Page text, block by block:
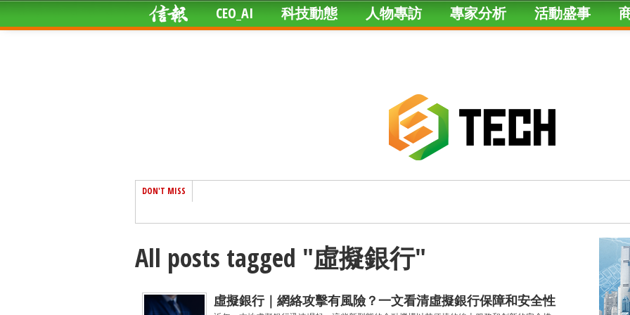
CEO_AI 科技動態 人物專訪 專家分析 活動盛事
DON'T MISS
All posts tagged "虛擬銀行"
虛擬銀行｜網絡攻擊有風險？一文看清虛擬銀行保障和安全性